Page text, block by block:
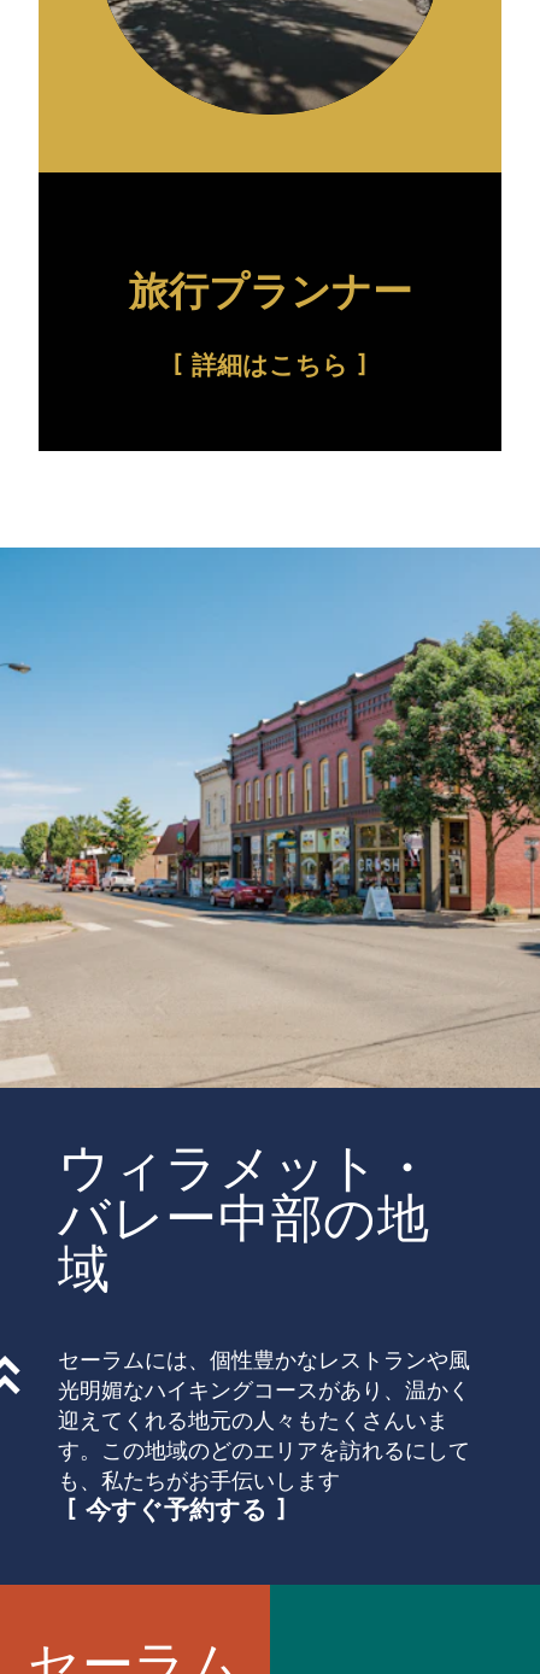
旅行プランナー
詳細はこちら
ウィラメット・
バレー中部の地
域
セーラムには、個性豊かなレストランや風
光明媚なハイキングコースがあり、温かく
迎えてくれる地元の人々もたくさんいま
す。この地域のどのエリアを訪れるにして
も、私たちがお手伝いします
今すぐ予約する